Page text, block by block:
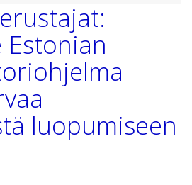
luopumiseen